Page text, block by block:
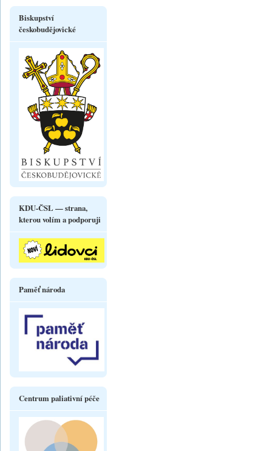
Biskupství
českobudějovické
KDU-ČSL — strana,
kterou volím a podporuji
Paměť národa
Centrum paliativní péče